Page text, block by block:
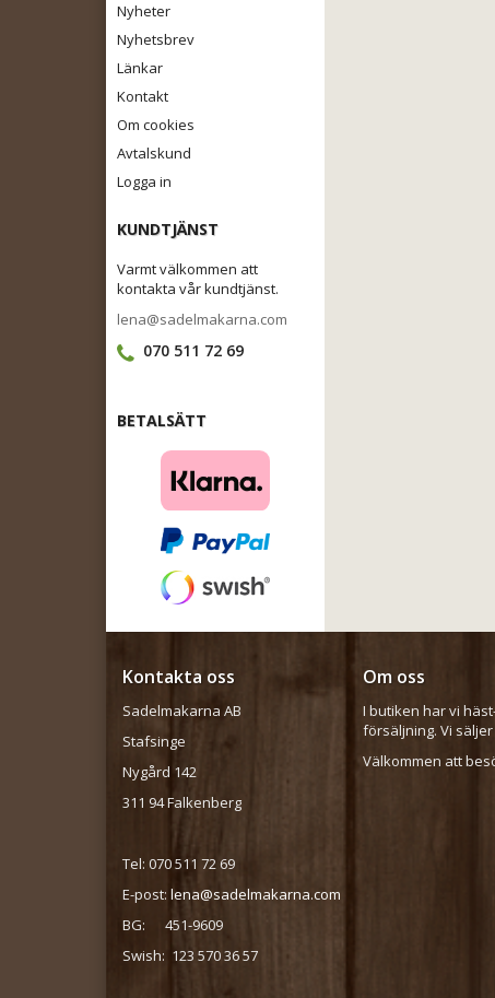
Nyheter
Nyhetsbrev
Länkar
Kontakt
Om cookies
Avtalskund
Logga in
KUNDTJÄNST
Varmt välkommen att
kontakta vår kundtjänst.
lena@sadelmakarna.com
070 511 72 69
BETALSÄTT
Kontakta oss
Sadelmakarna AB
Stafsinge
Nygård 142
311 94 Falkenberg
Tel: 070 511 72 69
E-post: lena@sadelmakarna.com
BG: 451-9609
Swish: 123 570 36 57
Om oss
I butiken har vi
försäljning. Vi
Välkommen att